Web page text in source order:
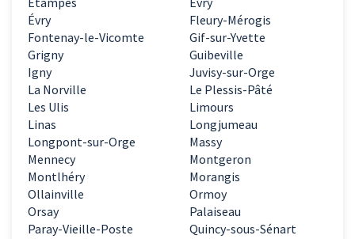
Évry
Fleury-Mérogis
Fontenay-le-Vicomte
Gif-sur-Yvette
Grigny
Guibeville
Igny
Juvisy-sur-Orge
La Norville
Le Plessis-Pâté
Les Ulis
Limours
Linas
Longjumeau
Longpont-sur-Orge
Massy
Mennecy
Montgeron
Montlhéry
Morangis
Ollainville
Ormoy
Orsay
Palaiseau
Paray-Vieille-Poste
Quincy-sous-Sénart